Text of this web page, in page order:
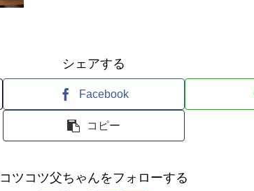
シェアする
Facebook
コピー
コツコツ父ちゃんをフォローする